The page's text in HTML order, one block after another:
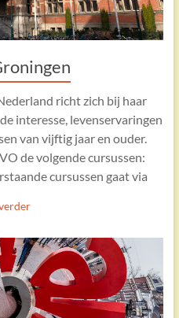
richt zich bij haar
interesse, levenservaringen
van vijftig jaar en ouder.
de volgende cursussen:
cursussen gaat via